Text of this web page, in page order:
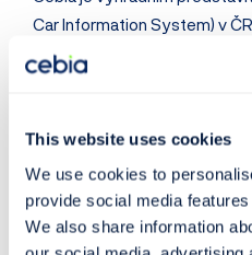
This website uses cookies
We use cookies to
provide social media
We also share information
Car Information System) v
partneři Cebia po celém
nalézat je a navracet je
2009 je společnost Cebia
dle normy ISO 9001:2008.